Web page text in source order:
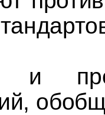
и
обоб­